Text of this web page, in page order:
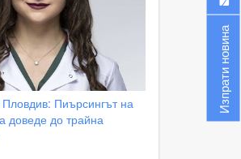
Пиърсингът на
доведе до трайна
Изпрати новина